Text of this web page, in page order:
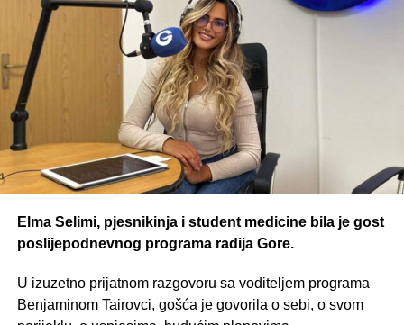
Elma Selimi, pjesnikinja i student medicine bila je gost
poslijepodnevnog programa radija Gore.
U izuzetno prijatnom razgovoru sa voditeljem programa
Benjaminom Tairovci, gošća je govorila o sebi, o svom